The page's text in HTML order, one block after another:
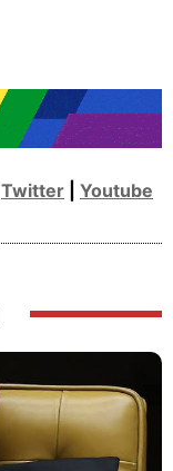
Twitter Youtube